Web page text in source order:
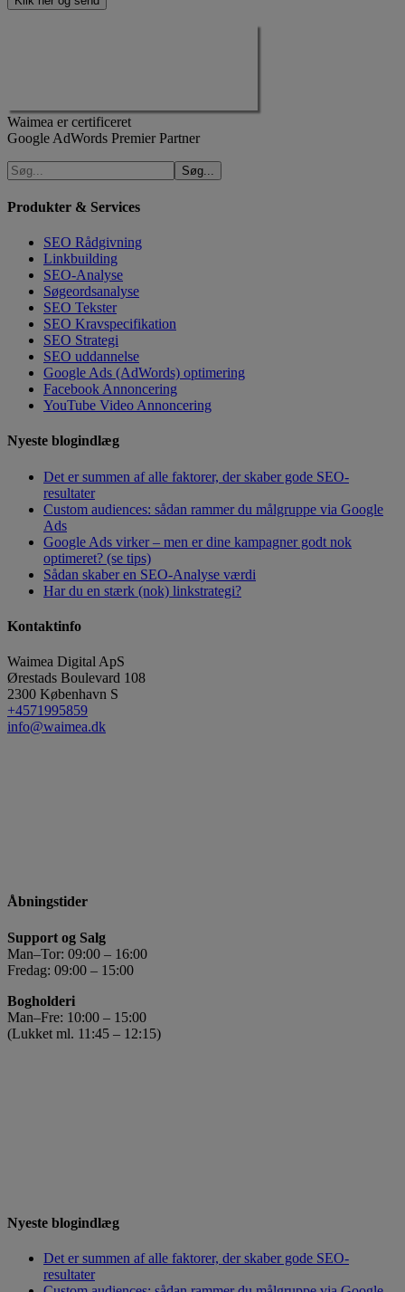
Waimea er certificeret
Google AdWords Premier Partner
Produkter & Services
SEO Rådgivning
Linkbuilding
SEO-Analyse
Søgeordsanalyse
SEO Tekster
SEO Kravspecifikation
SEO Strategi
SEO uddannelse
Google Ads (AdWords) optimering
Facebook Annoncering
YouTube Video Annoncering
Nyeste blogindlæg
Det er summen af alle faktorer, der skaber gode SEO-
resultater
Custom audiences: sådan rammer du målgruppe via Google
Ads
Google Ads virker – men er dine kampagner godt nok
optimeret? (se tips)
Sådan skaber en SEO-Analyse værdi
Har du en stærk (nok) linkstrategi?
Kontaktinfo
Waimea Digital ApS
Ørestads Boulevard 108
2300 København S
+4571995859
info@waimea.dk
Åbningstider
Support og Salg
Man–Tor: 09:00 – 16:00
Fredag: 09:00 – 15:00
Bogholderi
Man–Fre: 10:00 – 15:00
(Lukket ml. 11:45 – 12:15)
Nyeste blogindlæg
Det er summen af alle faktorer, der skaber gode SEO-
resultater